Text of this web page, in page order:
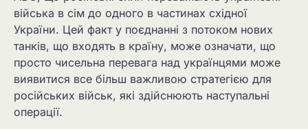
війська в сім до одного в частинах східної
України. Цей факт у поєднанні з потоком нових
танків, що входять в країну, може означати, що
просто чисельна перевага над українцями може
виявитися все більш важливою стратегією для
російських військ, які здійснюють наступальні
операції.